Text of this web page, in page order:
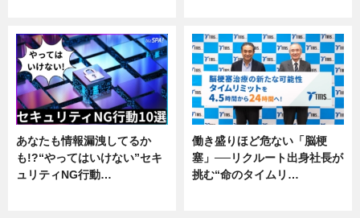
あなたも情報漏洩してるか
も!?“やってはいけない”セキ
ュリティNG行動…
働き盛りほど危ない「脳梗
塞」──リクルート出身社長が
挑む“命のタイムリ…